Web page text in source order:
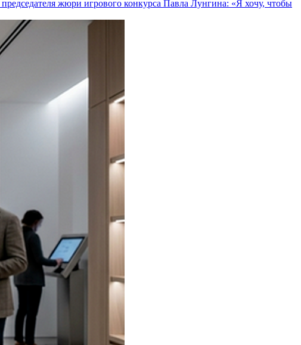
жюри игрового конкурса Павла Лунгина: «Я хочу, чтобы